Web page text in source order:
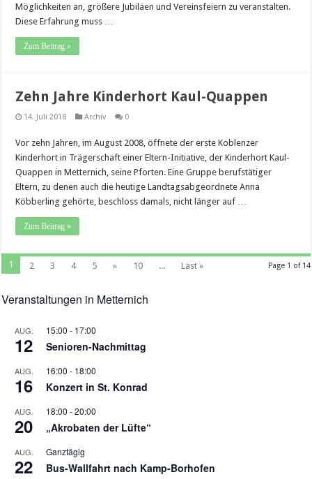
Möglichkeiten an, größere Jubiläen und Vereinsfeiern zu veranstalten.
Diese Erfahrung muss …
Zum Beitrag »
Zehn Jahre Kinderhort Kaul-Quappen
14. Juli 2018 Archiv 0
Vor zehn Jahren, im August 2008, öffnete der erste Koblenzer
Kinderhort in Trägerschaft einer Eltern-Initiative, der Kinderhort Kaul-
Quappen in Metternich, seine Pforten. Eine Gruppe berufstätiger
Eltern, zu denen auch die heutige Landtagsabgeordnete Anna
Köbberling gehörte, beschloss damals, nicht länger auf …
Zum Beitrag »
Page 1 of 14
1 2 3 4 5 » 10 ... Last »
Veranstaltungen in Metternich
AUG.
12
15:00 - 17:00
Senioren-Nachmittag
AUG.
16
16:00 - 18:00
Konzert in St. Konrad
AUG.
20
18:00 -20:00
„Akrobaten der Lüfte“
AUG.
22
Ganztägig
Bus-Wallfahrt nach Kamp-Borhofen